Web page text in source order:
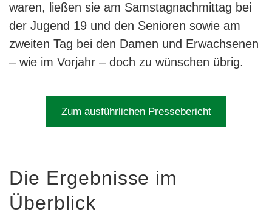
waren, ließen sie am Samstagnachmittag bei
der Jugend 19 und den Senioren sowie am
zweiten Tag bei den Damen und Erwachsenen
– wie im Vorjahr – doch zu wünschen übrig.
Zum ausführlichen Pressebericht
Die Ergebnisse im
Überblick